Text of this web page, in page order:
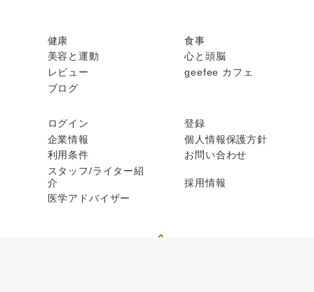
健康
食事
美容と運動
心と頭脳
レビュー
geefee カフェ
ブログ
ログイン
登録
企業情報
個人情報保護方針
利用条件
お問い合わせ
スタッフ/ライター紹
介
採用情報
医学アドバイザー